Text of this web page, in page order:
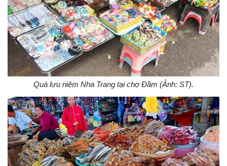
Quà lưu niệm Nha Trang tại chợ Đầm (Ảnh: ST).